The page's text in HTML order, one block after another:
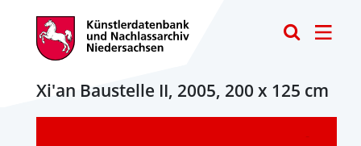
Xi'an Baustelle II, 2005, 200 x 125 cm
-